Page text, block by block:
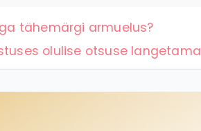
tähemärgi armuelus?
olulise otsuse langetama